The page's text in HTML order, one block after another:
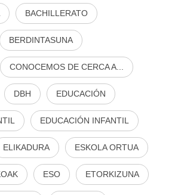
BACHILLERATO
BERDINTASUNA
CONOCEMOS DE CERCA A...
DBH EDUCACIÓN
EDUCACIÓN INFANTIL
ELIKADURA ESKOLA ORTUA
ESO ETORKIZUNA